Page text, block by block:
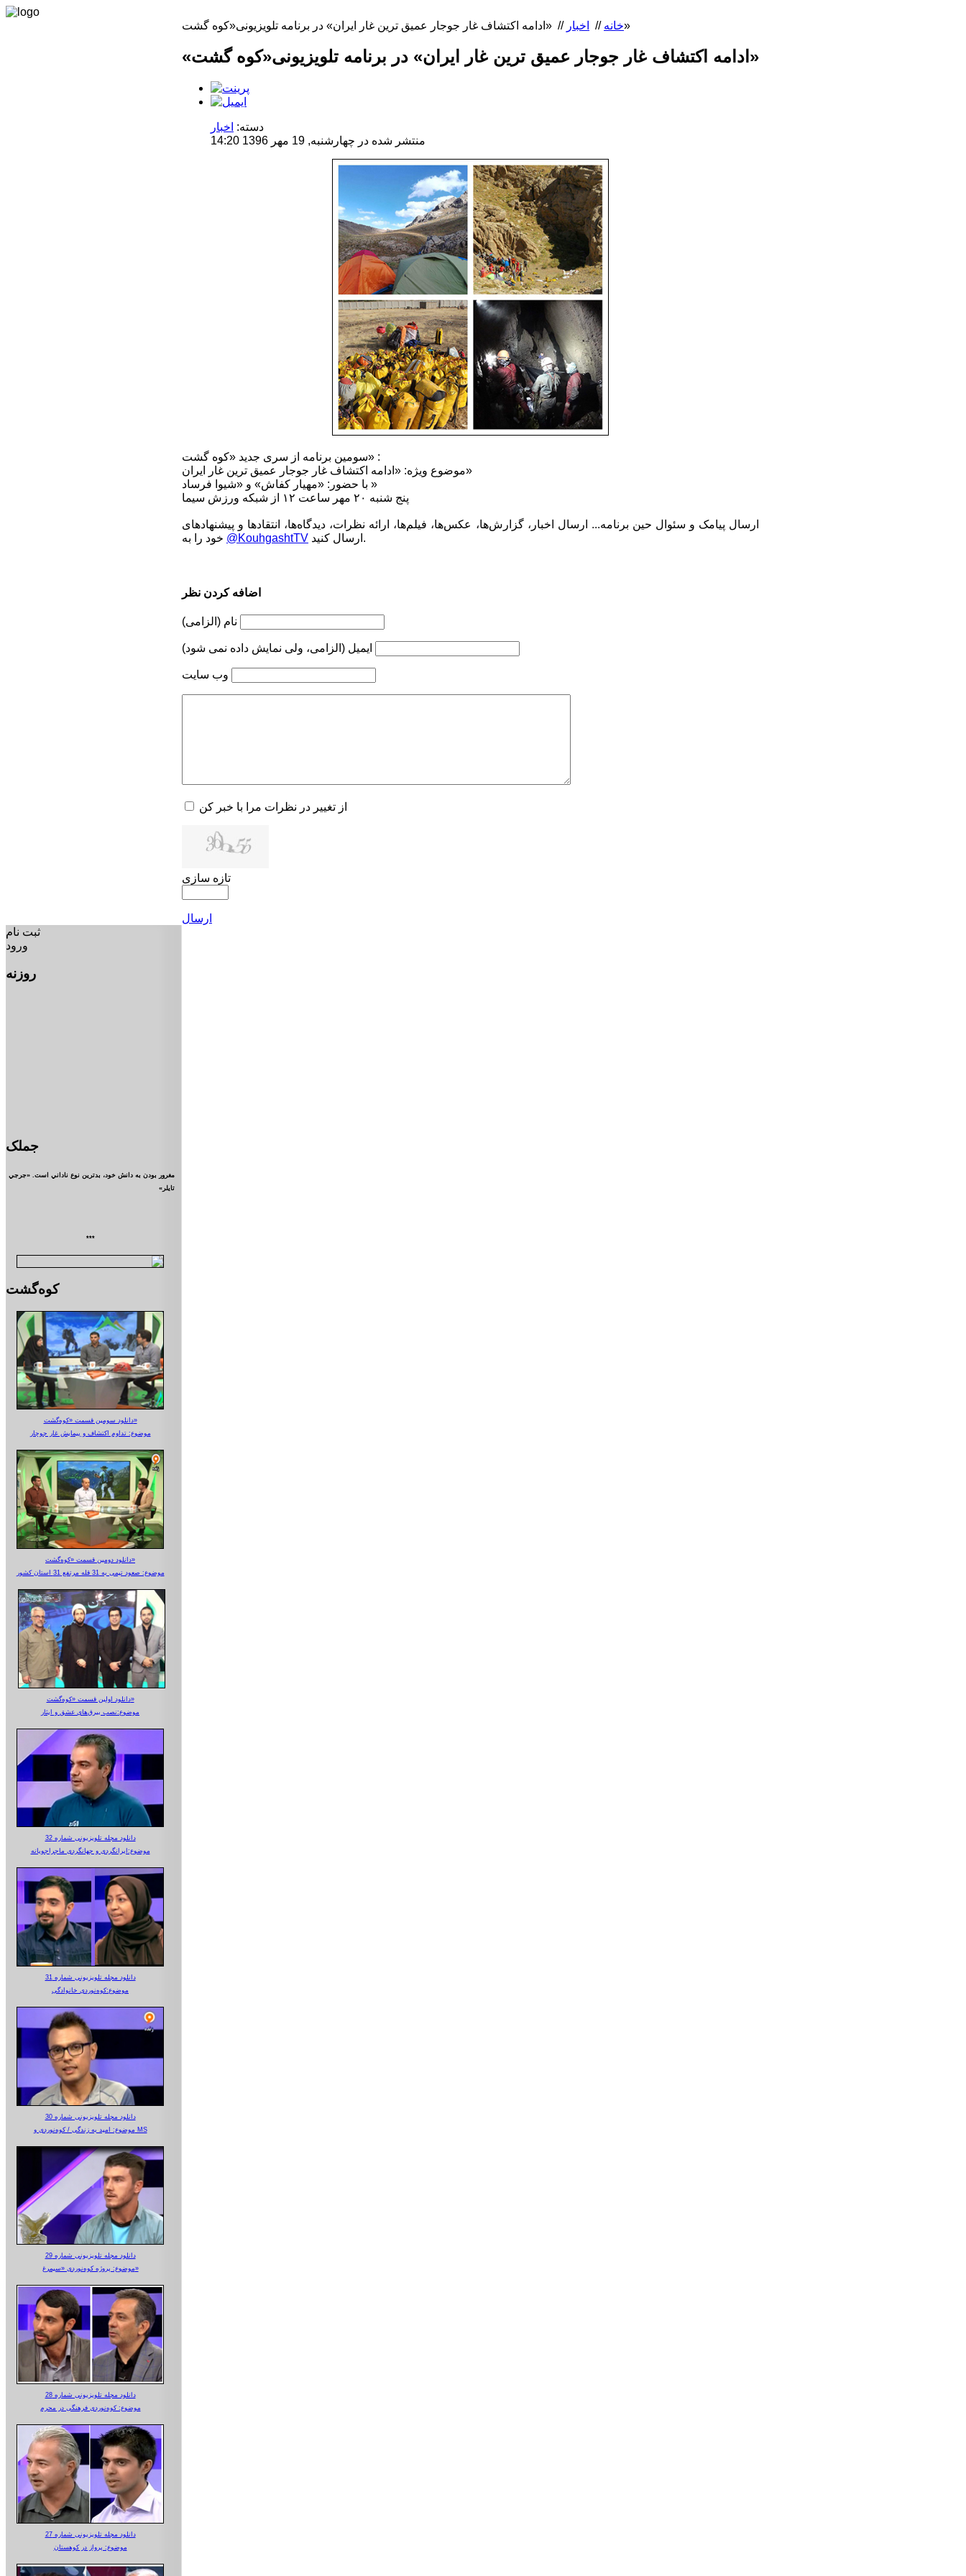
خانه // اخبار // «ادامه اکتشاف غار جوجار عمیق ترین غار ایران» در برنامه تلویزیونی«کوه گشت»
«ادامه اکتشاف غار جوجار عمیق ترین غار ایران» در برنامه تلویزیونی«کوه گشت»
دسته: اخبار
منتشر شده در چهارشنبه, 19 مهر 1396 14:20
سومین برنامه از سری جدید «کوه گشت» :
موضوع ویژه: «ادامه اکتشاف غار جوجار عمیق ترین غار ایران»
با حضور: «مهیار کفاش» و «شیوا فرساد »
پنج شنبه ۲۰ مهر ساعت ۱۲ از شبکه ورزش سیما
ارسال پیامک و سئوال حین برنامه... ارسال اخبار، گزارش‌ها، عکس‌ها، فیلم‌ها، ارائه نظرات، دیدگاه‌ها، انتقادها و پیشنهادهای
@KouhgashtTV ارسال کنید.
اضافه کردن نظر
نام (الزامی)
ایمیل (الزامی، ولی نمایش داده نمی شود)
وب سایت
از تغییر در نظرات مرا با خبر کن
تازه سازی
ارسال
ثبت نام
ورود
روزنه
جملک
مغرور بودن به دانش خود، بدترين نوع ناداني است. «جرجي
تايلر»
***
کوه‌گشت
دانلود سومین قسمت «کوه‌گشت»
موضوع: تداوم اکتشاف و پیمایش غار جوجار
دانلود دومین قسمت «کوه‌گشت»
موضوع: صعود تیمی به 31 قله مرتفع 31 استان کشور
دانلود اولین قسمت «کوه‌گشت»
موضوع:نصب بیرق‌های عشق و ایثار
دانلود مجله تلویزیونی شماره 32
موضوع:ایرانگردی و جهانگردی ماجراجویانه
دانلود مجله تلویزیونی شماره 31
موضوع:کوه‌نوردی خانوادگی
دانلود مجله تلویزیونی شماره 30
موضوع: امید به زندگی / کوه‌نوردی و MS
دانلود مجله تلویزیونی شماره 29
موضوع: پروژه کوه‌نوردی «سیمرغ»
دانلود مجله تلویزیونی شماره 28
موضوع: کوه‌نوردی فرهنگی در محرم
دانلود مجله تلویزیونی شماره 27
موضوع: پرواز در کوهستان